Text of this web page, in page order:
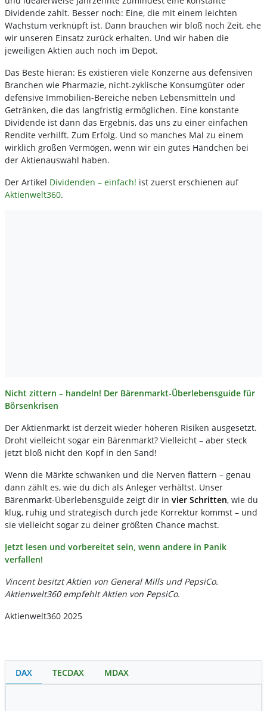
Dividende zahlt. Besser noch: Eine, die mit einem leichten
Wachstum verknüpft ist. Dann brauchen wir bloß noch Zeit, ehe
wir unseren Einsatz zurück erhalten. Und wir haben die
jeweiligen Aktien auch noch im Depot.
Das Beste hieran: Es existieren viele Konzerne aus defensiven
Branchen wie Pharmazie, nicht-zyklische Konsumgüter oder
defensive Immobilien-Bereiche neben Lebensmitteln und
Getränken, die das langfristig ermöglichen. Eine konstante
Dividende ist dann das Ergebnis, das uns zu einer einfachen
Rendite verhilft. Zum Erfolg. Und so manches Mal zu einem
wirklich großen Vermögen, wenn wir ein gutes Händchen bei
der Aktienauswahl haben.
Der Artikel Dividenden – einfach! ist zuerst erschienen auf
Aktienwelt360.
Nicht zittern – handeln! Der Bärenmarkt-Überlebensguide für
Börsenkrisen
Der Aktienmarkt ist derzeit wieder höheren Risiken ausgesetzt.
Droht vielleicht sogar ein Bärenmarkt? Vielleicht – aber steck
jetzt bloß nicht den Kopf in den Sand!
Wenn die Märkte schwanken und die Nerven flattern – genau
dann zählt es, wie du dich als Anleger verhältst. Unser
Bärenmarkt-Überlebensguide zeigt dir in vier Schritten, wie du
klug, ruhig und strategisch durch jede Korrektur kommst – und
sie vielleicht sogar zu deiner größten Chance machst.
Jetzt lesen und vorbereitet sein, wenn andere in Panik
verfallen!
Vincent besitzt Aktien von General Mills und PepsiCo.
Aktienwelt360 empfehlt Aktien von PepsiCo.
Aktienwelt360 2025
DAX TECDAX MDAX